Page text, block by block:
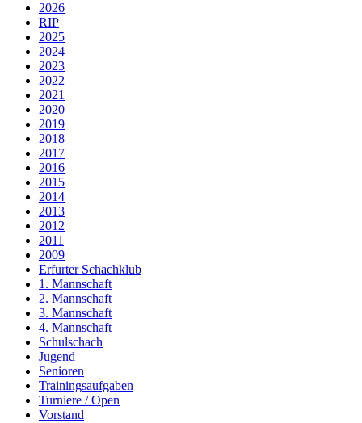
2026
RIP
2025
2024
2023
2022
2021
2020
2019
2018
2017
2016
2015
2014
2013
2012
2011
2009
Erfurter Schachklub
1. Mannschaft
2. Mannschaft
3. Mannschaft
4. Mannschaft
Schulschach
Jugend
Senioren
Trainingsaufgaben
Turniere / Open
Vorstand